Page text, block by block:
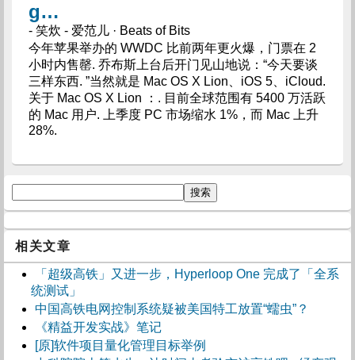
g…
- 笑炊 - 爱范儿 · Beats of Bits
今年苹果举办的 WWDC 比前两年更火爆，门票在 2
小时内售罄. 乔布斯上台后开门见山地说：“今天要谈
三样东西. ”当然就是 Mac OS X Lion、iOS 5、iCloud.
关于 Mac OS X Lion ：. 目前全球范围有 5400 万活跃
的 Mac 用户. 上季度 PC 市场缩水 1%，而 Mac 上升
28%.
相关文章
「超级高铁」又进一步，Hyperloop One 完成了「全系
统测试」
中国高铁电网控制系统疑被美国特工放置“蠕虫”？
《精益开发实战》笔记
[原]软件项目量化管理目标举例